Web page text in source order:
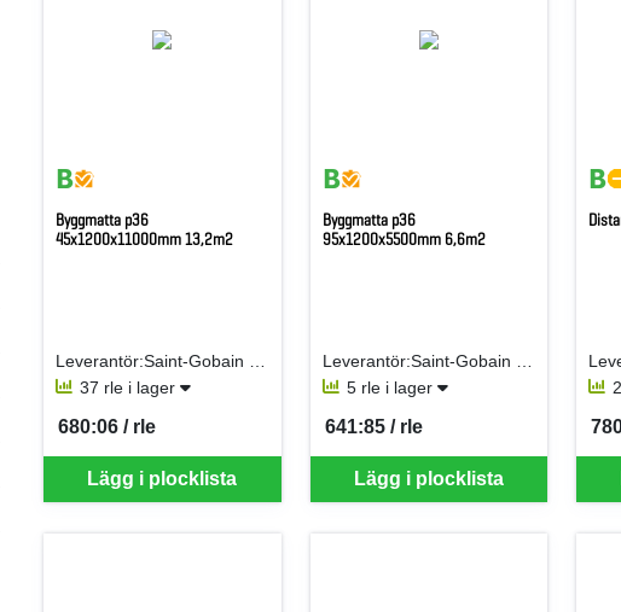
Byggmatta p36
45x1200x11000mm 13,2m2
37 rle i lager
Lägg i plocklista
680:06 / rle
SEK per RLE
Byggmatta p36
95x1200x5500mm 6,6m2
5 rle i lager
Lägg i plocklista
641:85 / rle
SEK per RLE